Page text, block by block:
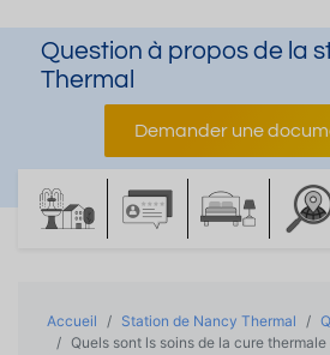
Question à propos de la
Thermal
Demander une
Accueil Station de Nancy Thermal
Quels sont ls soins de la cure